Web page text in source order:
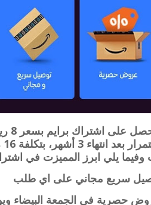
يلي ابرز المميزت في
سريع مجاني على اي طلب
حصرية في الجمعة البيضاء